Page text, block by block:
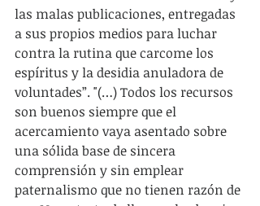
las malas publicaciones, entregadas
a sus propios medios para luchar
contra la rutina que carcome los
espíritus y la desidia anuladora de
voluntades”. "(…) Todos los recursos
son buenos siempre que el
acercamiento vaya asentado sobre
una sólida base de sincera
comprensión y sin emplear
paternalismo que no tienen razón de